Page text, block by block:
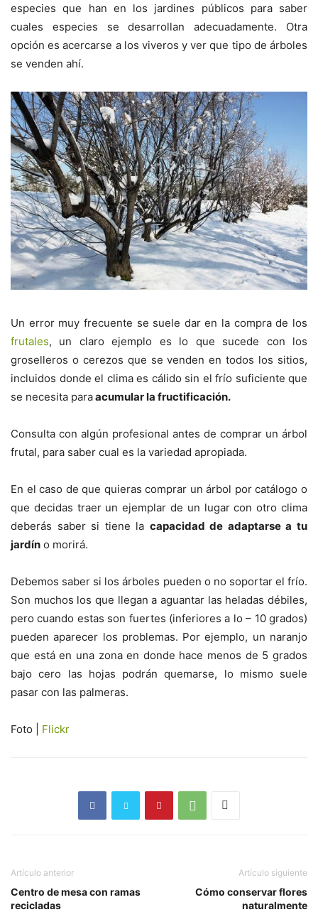
especies que han en los jardines públicos para saber
cuales especies se desarrollan adecuadamente. Otra
opción es acercarse a los viveros y ver que tipo de árboles
se venden ahí.
Un error muy frecuente se suele dar en la compra de los
frutales, un claro ejemplo es lo que sucede con los
groselleros o cerezos que se venden en todos los sitios,
incluidos donde el clima es cálido sin el frío suficiente que
se necesita paraacumular la fructificación.
Consulta con algún profesional antes de comprar un árbol
frutal, para saber cual es la variedad apropiada.
En el caso de que quieras comprar un árbol por catálogo o
que decidas traer un ejemplar de un lugar con otro clima
deberás saber si tiene la capacidad de adaptarse a tu
jardín o morirá.
Debemos saber si los árboles pueden o no soportar el frío.
Son muchos los que llegan a aguantar las heladas débiles,
pero cuando estas son fuertes (inferiores a lo – 10 grados)
pueden aparecer los problemas. Por ejemplo, un naranjo
que está en una zona en donde hace menos de 5 grados
bajo cero las hojas podrán quemarse, lo mismo suele
pasar con las palmeras.
Foto | Flickr
Artículo anterior
Centro de mesa con ramas
recicladas
Artículo siguiente
Cómo conservar flores
naturalmente